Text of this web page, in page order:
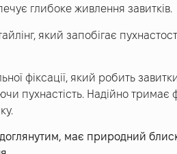
глибоке живлення завитків.
який запобігає
фіксації, який робить
пухнастість. Надійно тримає
має природний